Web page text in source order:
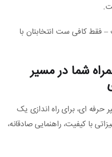
فقط کافی‌ ست انتخابتان با
شما در مسیر
حرفه‌ ای، برای راه‌ اندازی یک
با کیفیت، راهنمایی صادقانه،